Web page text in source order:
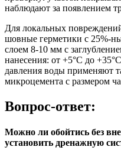
наблюдают за появлением
Для локальных
шовные герметики с 25%-
слоем 8-10 мм с
нанесения: от +5°C до
давления воды применяют
микроцемента с размером
Вопрос-ответ:
Можно ли обойтись без
установить дренажную